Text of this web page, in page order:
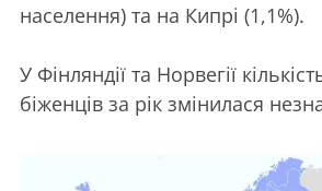
населення) та на Кипрі (1,1%).
У Фінляндії та Норвегії
біженців за рік змінилася